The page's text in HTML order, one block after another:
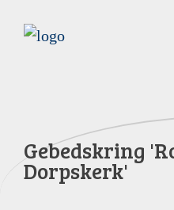
Gebedskring
Dorpskerk'